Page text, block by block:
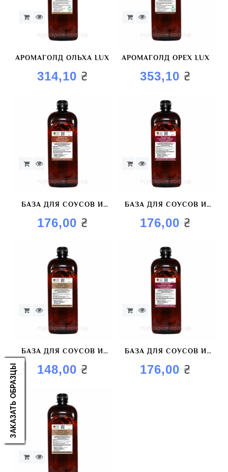
ЗАКАЗАТЬ ОБРАЗЦЫ
АРОМАГОЛД ОЛЬХА LUX
314,10 ₴
АРОМАГОЛД ОРЕХ LUX
353,10₴
БАЗА ДЛЯ СОУСОВ И
МАРИНАДОВ
«АРОМАГОЛД БУК»
176,00 ₴
БАЗА ДЛЯ СОУСОВ И
МАРИНАДОВ
«АРОМАГОЛД ВИШНЯ»
176,00₴
БАЗА ДЛЯ СОУСОВ И
МАРИНАДОВ
«АРОМАГОЛД ОЛЬХА»
148,00 ₴
БАЗА ДЛЯ СОУСОВ И
МАРИНАДОВ
AROMAGOLD «ВИШНЯ»
176,00₴